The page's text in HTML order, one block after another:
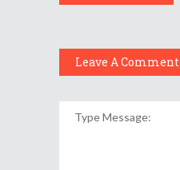
Leave A Comment